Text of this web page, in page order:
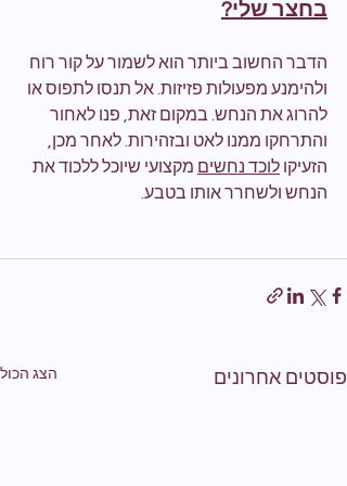
בחצר שלי?
הדבר החשוב ביותר הוא לשמור על קור רוח
ולהימנע מפעולות פזיזות. אל תנסו לתפוס או
להרוג את הנחש. במקום זאת, פנו לאחור
והתרחקו ממנו לאט ובזהירות. לאחר מכן,
הזעיקו לוכד נחשים מקצועי שיוכל ללכוד את
הנחש ולשחרר אותו בטבע.
פוסטים אחרונים הצג הכול